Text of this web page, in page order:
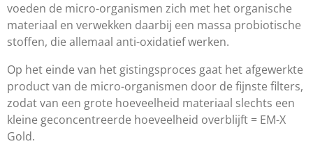
voeden de micro-organismen zich met het organische
materiaal en verwekken daarbij een massa probiotische
stoffen, die allemaal anti-oxidatief werken.
Op het einde van het gistingsproces gaat het afgewerkte
product van de micro-organismen door de fijnste filters,
zodat van een grote hoeveelheid materiaal slechts een
kleine geconcentreerde hoeveelheid overblijft = EM-X
Gold.